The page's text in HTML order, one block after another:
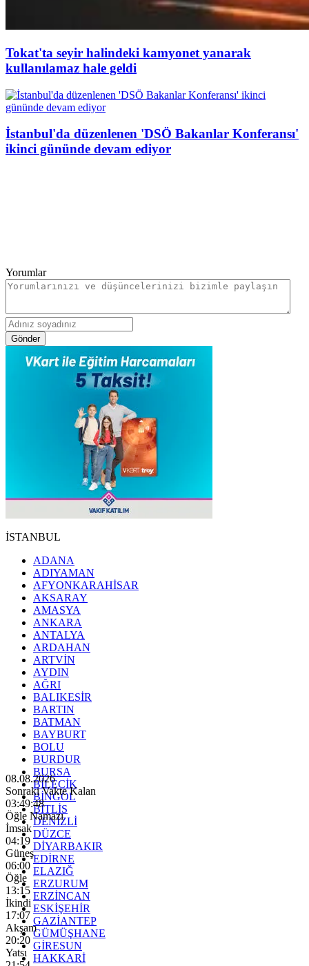
Tokat'ta seyir halindeki kamyonet yanarak
kullanılamaz hale geldi
İstanbul'da düzenlenen 'DSÖ Bakanlar Konferansı'
ikinci gününde devam ediyor
Yorumlar
Gönder
İSTANBUL
ADANA
ADIYAMAN
AFYONKARAHİSAR
AKSARAY
AMASYA
ANKARA
ANTALYA
ARDAHAN
ARTVİN
AYDIN
AĞRI
BALIKESİR
BARTIN
BATMAN
BAYBURT
BOLU
BURDUR
BURSA
BİLECİK
BİNGÖL
BİTLİS
DENİZLİ
DÜZCE
DİYARBAKIR
EDİRNE
ELAZIĞ
ERZURUM
ERZİNCAN
ESKİŞEHİR
GAZİANTEP
GÜMÜŞHANE
GİRESUN
HAKKARİ
08.08.2026
Sonraki Vakte Kalan
03:49:47
Öğle Namazı
İmsak
04:19
Güneş
06:00
Öğle
13:15
İkindi
17:07
Akşam
20:20
Yatsı